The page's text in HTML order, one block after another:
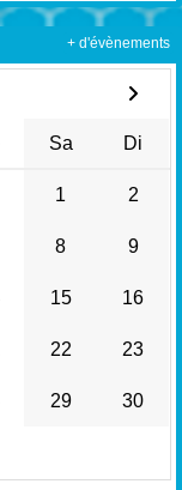
Sa Di
1 2
8 9
15 16
22 23
29 30
+ d'évènements